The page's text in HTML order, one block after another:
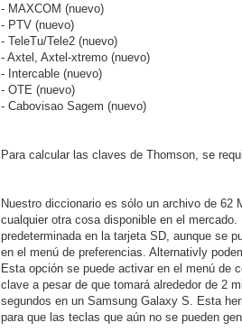
- MAXCOM (nuevo)
- PTV (nuevo)
- TeleTu/Tele2 (nuevo)
- Axtel, Axtel-xtremo (nuevo)
- Intercable (nuevo)
- OTE (nuevo)
- Cabovisao Sagem (nuevo)
Para calcular las claves de Thomson, se
Nuestro diccionario es sólo un archivo de
cualquier otra cosa disponible en el
predeterminada en la tarjeta SD, aunque se
en el menú de preferencias. Alternativly
Esta opción se puede activar en el menú de
clave a pesar de que tomará alrededor de 2
segundos en un Samsung Galaxy S. Esta
para que las teclas que aún no se pueden